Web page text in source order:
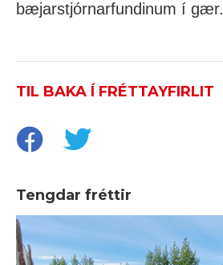
bæjarstjórnarfundinum í gær.
TIL BAKA Í FRÉTTAYFIRLIT
Tengdar fréttir